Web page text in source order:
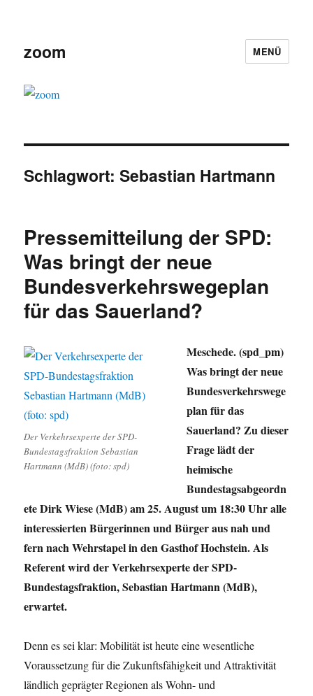
zoom MENÜ
Schlagwort:Sebastian Hartmann
Pressemitteilung der SPD:
Was bringt der neue
Bundesverkehrswegeplan
für das Sauerland?
Der Verkehrsexperte der SPD-
Bundestagsfraktion Sebastian
Hartmann (MdB) (foto: spd)
Meschede. (spd_pm)
Was bringt der neue
Bundesverkehrswege
plan für das
Sauerland? Zu dieser
Frage lädt der
heimische
Bundestagsabgeordn
ete Dirk Wiese (MdB) am 25. August um 18:30 Uhr alle
interessierten Bürgerinnen und Bürger aus nah und
fern nach Wehrstapel in den Gasthof Hochstein. Als
Referent wird der Verkehrsexperte der SPD-
Bundestagsfraktion, Sebastian Hartmann (MdB),
erwartet.
Denn es sei klar: Mobilität ist heute eine wesentliche
Voraussetzung für die Zukunftsfähigkeit und Attraktivität
ländlich geprägter Regionen als Wohn- und